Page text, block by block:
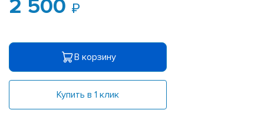
2 500
В корзину
Купить в 1 клик